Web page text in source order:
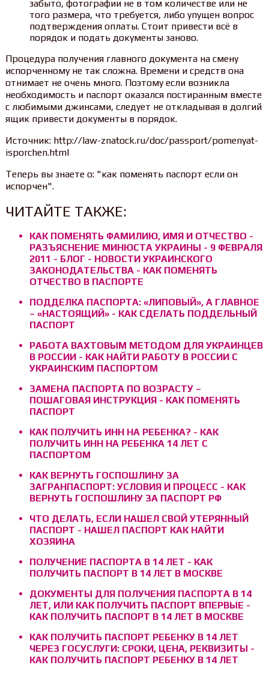
забыто, фотографии не в том количестве или не
того размера, что требуется, либо упущен вопрос
подтверждения оплаты. Стоит привести всё в
порядок и подать документы заново.
Процедура получения главного документа на смену
испорченному не так сложна. Времени и средств она
отнимает не очень много. Поэтому если возникла
необходимость и паспорт оказался постиранным вместе
с любимыми джинсами, следует не откладывая в долгий
ящик привести документы в порядок.
Источник: http://law-znatock.ru/doc/passport/pomenyat-
isporchen.html
Теперь вы знаете о: "как поменять паспорт если он
испорчен".
ЧИТАЙТЕ ТАКЖЕ:
КАК ПОМЕНЯТЬ ФАМИЛИЮ, ИМЯ И ОТЧЕСТВО -
РАЗЪЯСНЕНИЕ МИНЮСТА УКРАИНЫ - 9 ФЕВРАЛЯ
2011 - БЛОГ - НОВОСТИ УКРАИНСКОГО
ЗАКОНОДАТЕЛЬСТВА - КАК ПОМЕНЯТЬ
ОТЧЕСТВО В ПАСПОРТЕ
ПОДДЕЛКА ПАСПОРТА: «ЛИПОВЫЙ», А ГЛАВНОЕ
– «НАСТОЯЩИЙ» - КАК СДЕЛАТЬ ПОДДЕЛЬНЫЙ
ПАСПОРТ
РАБОТА ВАХТОВЫМ МЕТОДОМ ДЛЯ УКРАИНЦЕВ
В РОССИИ - КАК НАЙТИ РАБОТУ В РОССИИ С
УКРАИНСКИМ ПАСПОРТОМ
ЗАМЕНА ПАСПОРТА ПО ВОЗРАСТУ –
ПОШАГОВАЯ ИНСТРУКЦИЯ - КАК ПОМЕНЯТЬ
ПАСПОРТ
КАК ПОЛУЧИТЬ ИНН НА РЕБЕНКА? - КАК
ПОЛУЧИТЬ ИНН НА РЕБЕНКА 14 ЛЕТ С
ПАСПОРТОМ
КАК ВЕРНУТЬ ГОСПОШЛИНУ ЗА
ЗАГРАНПАСПОРТ: УСЛОВИЯ И ПРОЦЕСС - КАК
ВЕРНУТЬ ГОСПОШЛИНУ ЗА ПАСПОРТ РФ
ЧТО ДЕЛАТЬ, ЕСЛИ НАШЕЛ СВОЙ УТЕРЯННЫЙ
ПАСПОРТ - НАШЕЛ ПАСПОРТ КАК НАЙТИ
ХОЗЯИНА
ПОЛУЧЕНИЕ ПАСПОРТА В 14 ЛЕТ - КАК
ПОЛУЧИТЬ ПАСПОРТ В 14 ЛЕТ В МОСКВЕ
ДОКУМЕНТЫ ДЛЯ ПОЛУЧЕНИЯ ПАСПОРТА В 14
ЛЕТ, ИЛИ КАК ПОЛУЧИТЬ ПАСПОРТ ВПЕРВЫЕ -
КАК ПОЛУЧИТЬ ПАСПОРТ В 14 ЛЕТ В МОСКВЕ
КАК ПОЛУЧИТЬ ПАСПОРТ РЕБЕНКУ В 14 ЛЕТ
ЧЕРЕЗ ГОСУСЛУГИ: СРОКИ, ЦЕНА, РЕКВИЗИТЫ -
КАК ПОЛУЧИТЬ ПАСПОРТ РЕБЕНКУ В 14 ЛЕТ